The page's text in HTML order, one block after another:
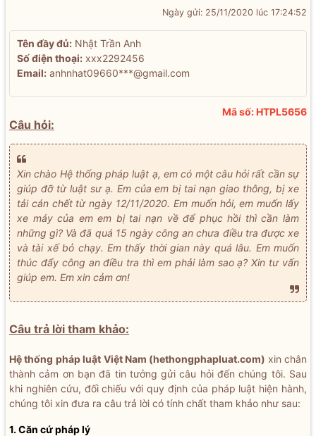
Ngày gửi: 25/11/2020 lúc 17:24:52
Tên đầy đủ: Nhật Trần Anh
Số điện thoại: xxx2292456
Email: anhnhat09660***@gmail.com
Mã số: HTPL5656
Câu hỏi:
Xin chào Hệ thống pháp luật ạ, em có một câu hỏi rất cần sự
giúp đỡ từ luật sư ạ. Em của em bị tai nạn giao thông, bị xe
tải cán chết từ ngày 12/11/2020. Em muốn hỏi, em muốn lấy
xe máy của em em bị tai nạn về để phục hồi thì cần làm
những gì? Và đã quá 15 ngày công an chưa điều tra được xe
và tài xế bỏ chạy. Em thấy thời gian này quá lâu. Em muốn
thúc đẩy công an điều tra thì em phải làm sao ạ? Xin tư vấn
giúp em. Em xin cảm ơn!
Câu trả lời tham khảo:
Hệ thống pháp luật Việt Nam (hethongphapluat.com) xin chân
thành cảm ơn bạn đã tin tưởng gửi câu hỏi đến chúng tôi. Sau
khi nghiên cứu, đối chiếu với quy định của pháp luật hiện hành,
chúng tôi xin đưa ra câu trả lời có tính chất tham khảo như sau:
1. Căn cứ pháp lý